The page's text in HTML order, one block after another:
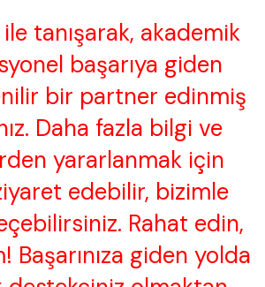
ile tanışarak, akademik
başarıya giden
bir partner edinmiş
Daha fazla bilgi ve
yararlanmak için
edebilir, bizimle
Rahat edin,
Başarınıza giden yolda